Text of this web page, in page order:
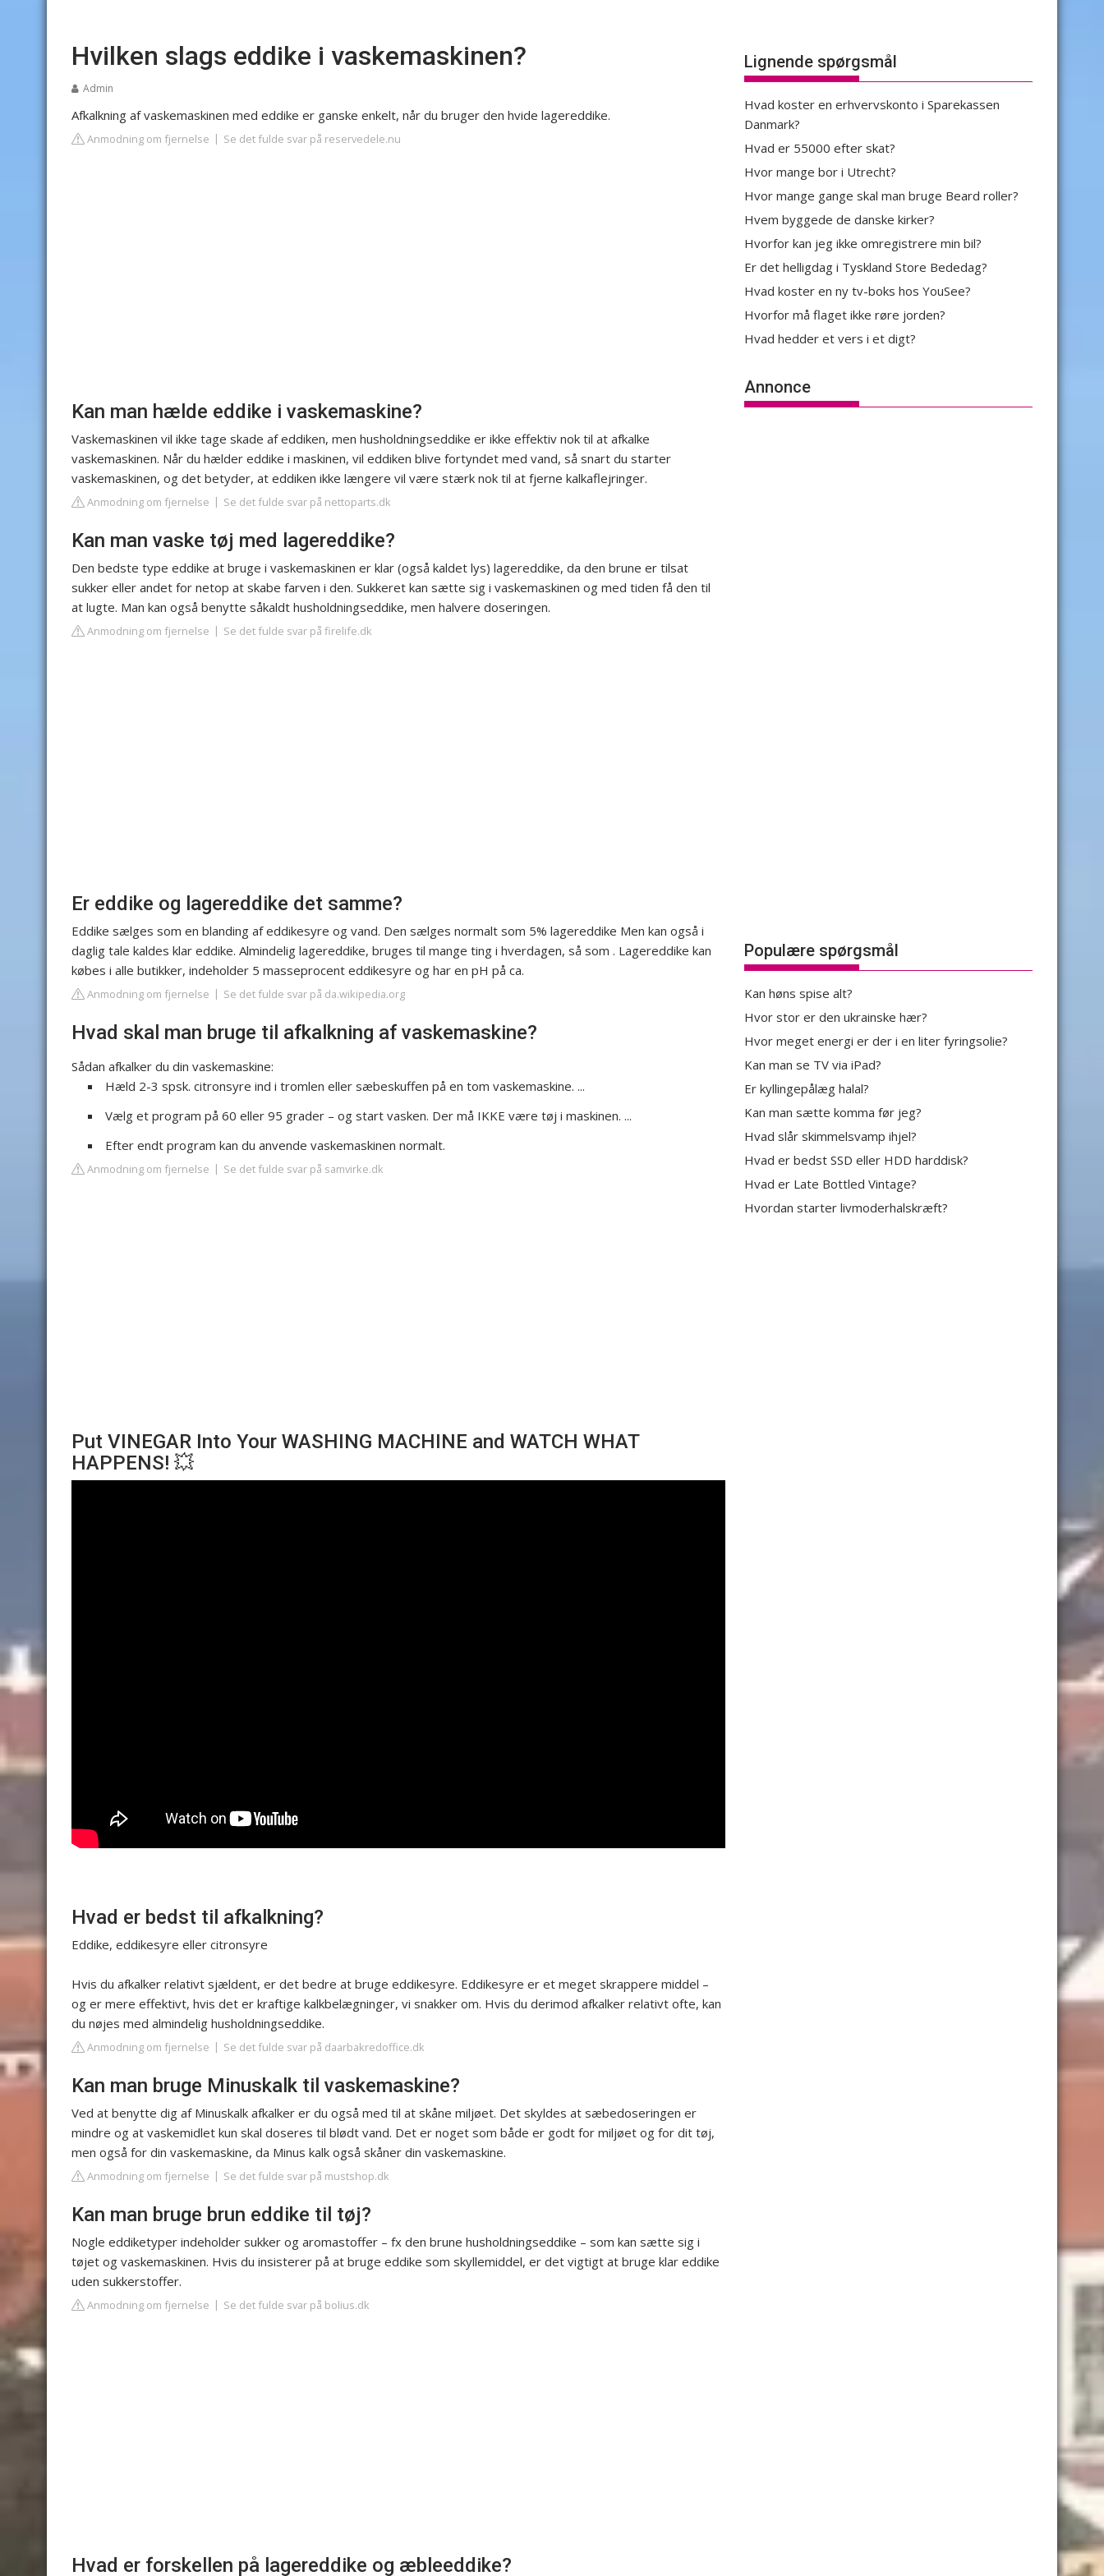
Hvilken slags eddike i vaskemaskinen?
Admin
Afkalkning af vaskemaskinen med eddike er ganske enkelt, når du bruger den hvide lagereddike.
Anmodning om fjernelse Se det fulde svar på reservedele.nu
Kan man hælde eddike i vaskemaskine?
Vaskemaskinen vil ikke tage skade af eddiken, men husholdningseddike er ikke effektiv nok til at afkalke
vaskemaskinen. Når du hælder eddike i maskinen, vil eddiken blive fortyndet med vand, så snart du starter
vaskemaskinen, og det betyder, at eddiken ikke længere vil være stærk nok til at fjerne kalkaflejringer.
Anmodning om fjernelse Se det fulde svar på nettoparts.dk
Kan man vaske tøj med lagereddike?
Den bedste type eddike at bruge i vaskemaskinen er klar (også kaldet lys) lagereddike, da den brune er tilsat
sukker eller andet for netop at skabe farven i den. Sukkeret kan sætte sig i vaskemaskinen og med tiden få den til
at lugte. Man kan også benytte såkaldt husholdningseddike, men halvere doseringen.
Anmodning om fjernelse Se det fulde svar på firelife.dk
Er eddike og lagereddike det samme?
Eddike sælges som en blanding af eddikesyre og vand. Den sælges normalt som 5% lagereddike Men kan også i
daglig tale kaldes klar eddike. Almindelig lagereddike, bruges til mange ting i hverdagen, så som . Lagereddike kan
købes i alle butikker, indeholder 5 masseprocent eddikesyre og har en pH på ca.
Anmodning om fjernelse Se det fulde svar på da.wikipedia.org
Hvad skal man bruge til afkalkning af vaskemaskine?
Sådan afkalker du din vaskemaskine:
Hæld 2-3 spsk. citronsyre ind i tromlen eller sæbeskuffen på en tom vaskemaskine. ...
Vælg et program på 60 eller 95 grader – og start vasken. Der må IKKE være tøj i maskinen. ...
Efter endt program kan du anvende vaskemaskinen normalt.
Anmodning om fjernelse Se det fulde svar på samvirke.dk
Put VINEGAR Into Your WASHING MACHINE and WATCH WHAT
HAPPENS! 💥
Hvad er bedst til afkalkning?
Eddike, eddikesyre eller citronsyre
Hvis du afkalker relativt sjældent, er det bedre at bruge eddikesyre. Eddikesyre er et meget skrappere middel –
og er mere effektivt, hvis det er kraftige kalkbelægninger, vi snakker om. Hvis du derimod afkalker relativt ofte, kan
du nøjes med almindelig husholdningseddike.
Anmodning om fjernelse Se det fulde svar på daarbakredoffice.dk
Kan man bruge Minuskalk til vaskemaskine?
Ved at benytte dig af Minuskalk afkalker er du også med til at skåne miljøet. Det skyldes at sæbedoseringen er
mindre og at vaskemidlet kun skal doseres til blødt vand. Det er noget som både er godt for miljøet og for dit tøj,
men også for din vaskemaskine, da Minus kalk også skåner din vaskemaskine.
Anmodning om fjernelse Se det fulde svar på mustshop.dk
Kan man bruge brun eddike til tøj?
Nogle eddiketyper indeholder sukker og aromastoffer – fx den brune husholdningseddike – som kan sætte sig i
tøjet og vaskemaskinen. Hvis du insisterer på at bruge eddike som skyllemiddel, er det vigtigt at bruge klar eddike
uden sukkerstoffer.
Anmodning om fjernelse Se det fulde svar på bolius.dk
Hvad er forskellen på lagereddike og æbleeddike?
Lignende spørgsmål
Hvad koster en erhvervskonto i Sparekassen
Danmark?
Hvad er 55000 efter skat?
Hvor mange bor i Utrecht?
Hvor mange gange skal man bruge Beard roller?
Hvem byggede de danske kirker?
Hvorfor kan jeg ikke omregistrere min bil?
Er det helligdag i Tyskland Store Bededag?
Hvad koster en ny tv-boks hos YouSee?
Hvorfor må flaget ikke røre jorden?
Hvad hedder et vers i et digt?
Annonce
Populære spørgsmål
Kan høns spise alt?
Hvor stor er den ukrainske hær?
Hvor meget energi er der i en liter fyringsolie?
Kan man se TV via iPad?
Er kyllingepålæg halal?
Kan man sætte komma før jeg?
Hvad slår skimmelsvamp ihjel?
Hvad er bedst SSD eller HDD harddisk?
Hvad er Late Bottled Vintage?
Hvordan starter livmoderhalskræft?